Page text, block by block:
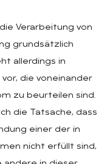
Verarbeitung von
grundsätzlich
allerdings in
die voneinander
zu beurteilen sind.
die Tatsache, dass
einer der in
nicht erfüllt sind,